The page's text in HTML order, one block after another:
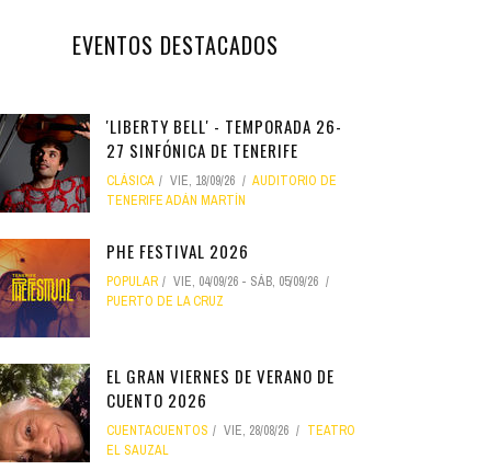
EVENTOS DESTACADOS
'LIBERTY BELL' - TEMPORADA 26-
27 SINFÓNICA DE TENERIFE
CLÁSICA VIE, 18/09/26
AUDITORIO DE
TENERIFE ADÁN MARTÍN
PHE FESTIVAL 2026
POPULAR VIE, 04/09/26 - SÁB, 05/09/26
PUERTO DE LA CRUZ
EL GRAN VIERNES DE VERANO DE
CUENTO 2026
CUENTACUENTOS VIE, 28/08/26
TEATRO
EL SAUZAL